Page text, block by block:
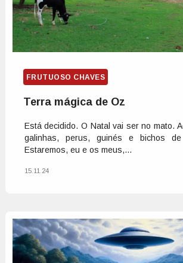
FRUTUOSO CHAVES
Terra mágica de Oz
Está decidido. O Natal vai ser no mato.
galinhas, perus, guinés e bichos
Estaremos, eu e os meus,...
15.11.24